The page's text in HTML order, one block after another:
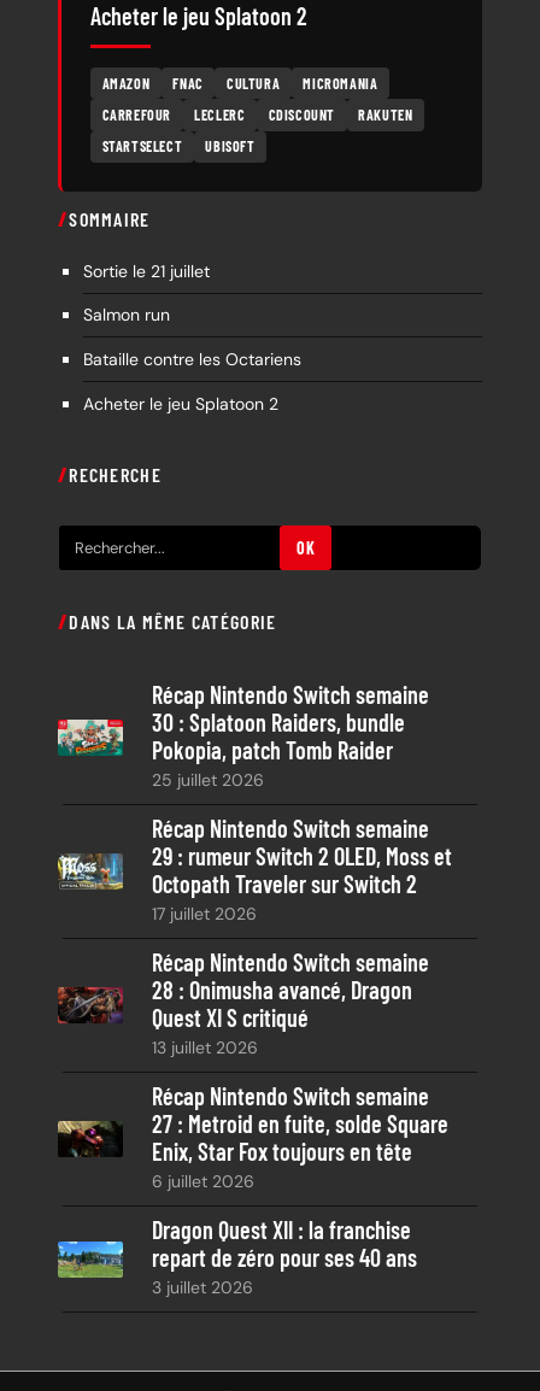
Acheter le jeu Splatoon 2
AMAZON FNAC CULTURA
MICROMANIA
CARREFOUR
LECLERC CDISCOUNT
RAKUTEN
STARTSELECT
UBISOFT
SOMMAIRE
Sortie le 21 juillet
Salmon run
Bataille contre les Octariens
Acheter le jeu Splatoon 2
RECHERCHE
e
h
c
h
OK
DANS LA MÊME CATÉGORIE
Récap Nintendo Switch semaine
30 : Splatoon Raiders, bundle
Pokopia, patch Tomb Raider
25 juillet 2026
Récap Nintendo Switch semaine
29 : rumeur Switch 2 OLED, Moss et
Octopath Traveler sur Switch 2
17 juillet 2026
Récap Nintendo Switch semaine
28 : Onimusha avancé, Dragon
Quest XI S critiqué
13 juillet 2026
Récap Nintendo Switch semaine
27 : Metroid en fuite, solde Square
Enix, Star Fox toujours en tête
6 juillet 2026
Dragon Quest XII : la franchise
repart de zéro pour ses 40 ans
3 juillet 2026